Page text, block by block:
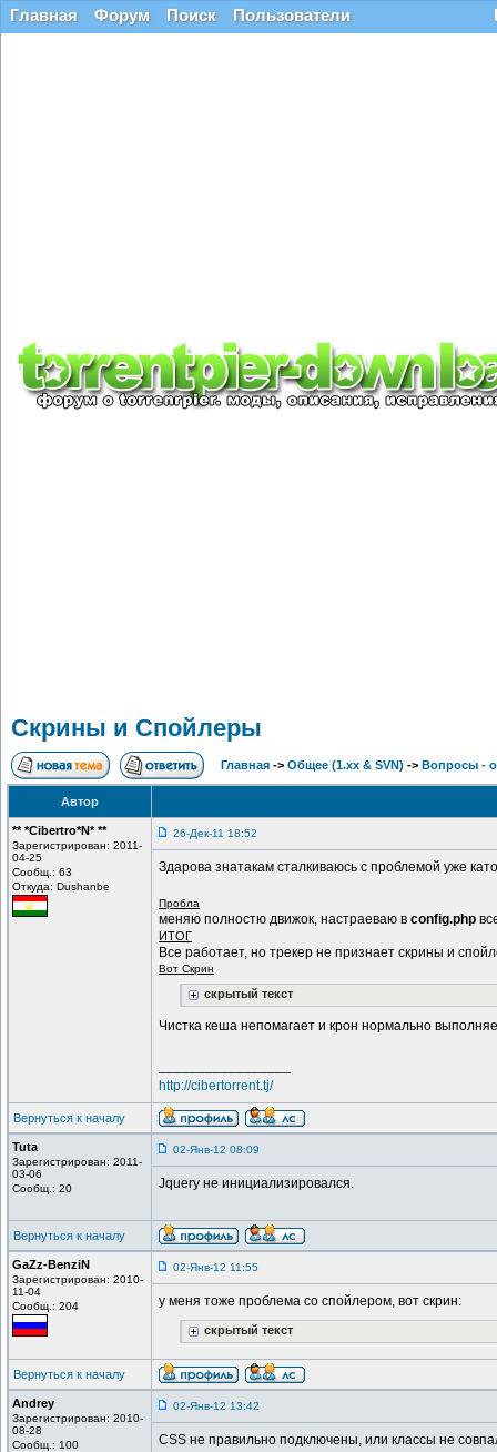
Главная Форум Поиск Пользователи
Скрины и Спойлеры
Главная -> Общее (1.хх & SVN) -> Вопросы -
Автор
** *Cibertro*N* **
Зарегистрирован: 2011-
04-25
Сообщ.: 63
Откуда: Dushanbe
26-Дек-11 18:52
Здарова знатакам сталкиваюсь с проблемой уже
Пробла
меняю полностю движок, настраеваю в config.php
ИТОГ
Все работает, но трекер не признает скрины и
Вот Скрин
скрытый текст
Чистка кеша непомагает и крон нормально
http://cibertorrent.tj/
Вернуться к началу
Tuta
Зарегистрирован: 2011-
03-06
Сообщ.: 20
02-Янв-12 08:09
Jquery не инициализировался.
Вернуться к началу
GaZz-BenziN
Зарегистрирован: 2010-
11-04
Сообщ.: 204
02-Янв-12 11:55
у меня тоже проблема со спойлером, вот скрин:
скрытый текст
Вернуться к началу
Andrey
Зарегистрирован: 2010-
08-28
Сообщ.: 100
02-Янв-12 13:42
CSS не правильно подключены, или классы не